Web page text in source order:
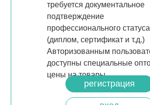
требуется документальное
подтверждение
профессионального статуса
(диплом, сертификат и т.д.)
Авторизованным
доступны специальные
цены на товары.
регистрация